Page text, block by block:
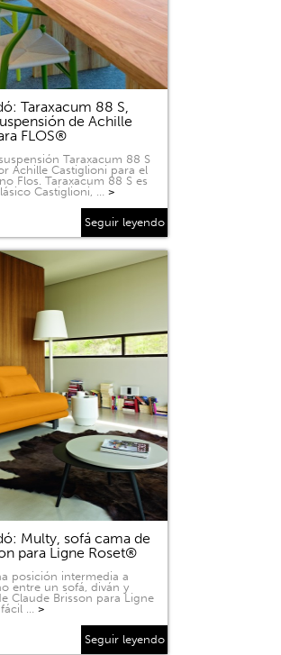
Taraxacum 88 S,
de Achille
FLOS®
Taraxacum 88 S
Achille Castiglioni para el
Flos. Taraxacum 88 S es
Castiglioni, … >
Seguir leyendo
Multy, sofá cama de
para Ligne Roset®
posición intermedia a
entre un sofá, diván y
Claude Brisson para Ligne
fácil … >
Seguir leyendo